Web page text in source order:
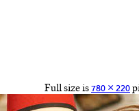
780 × 220